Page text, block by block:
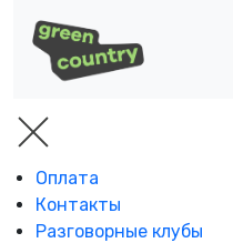
Оплата
Контакты
Разговорные клубы